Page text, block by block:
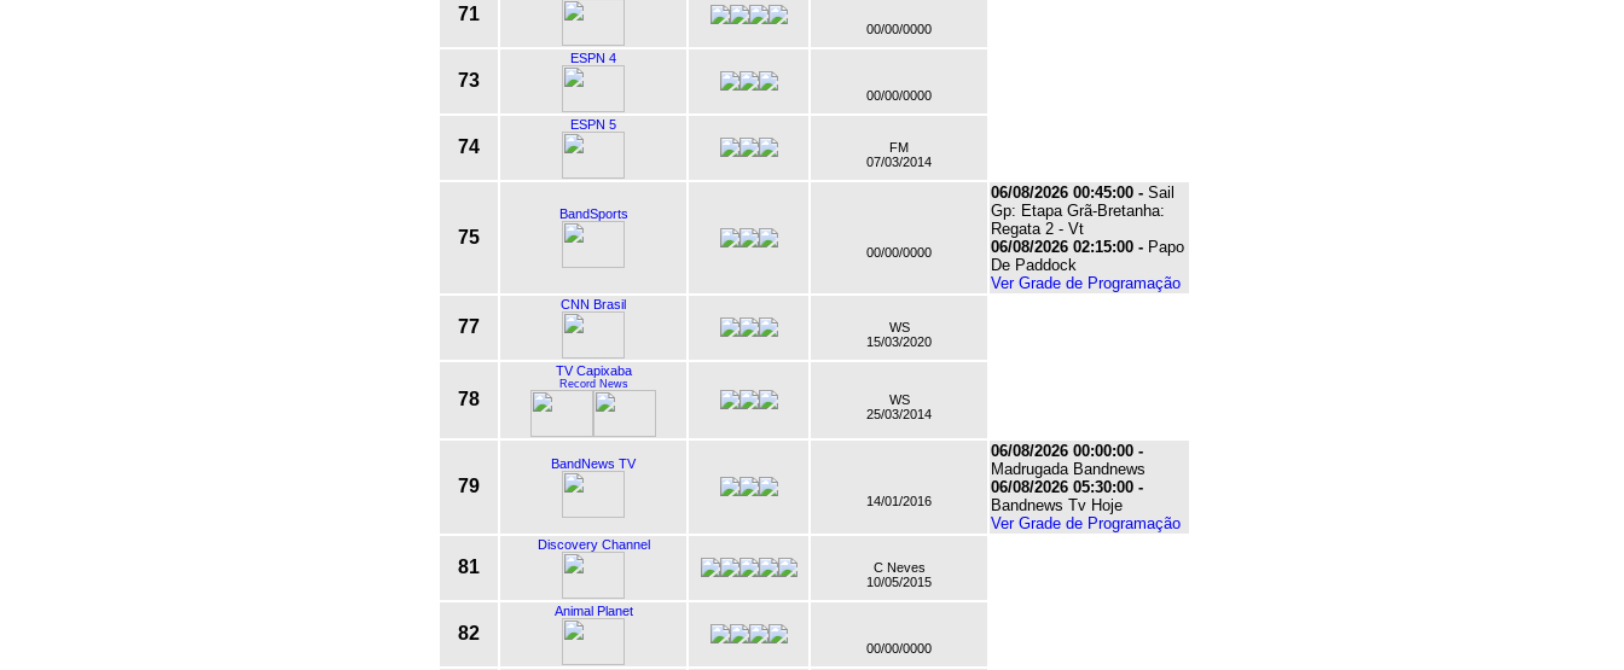
71
00/00/0000
73
ESPN 4
00/00/0000
74
ESPN 5
FM
07/03/2014
75
BandSports
00/00/0000
06/08/2026 00:45:00 - Sail
Gp: Etapa Grã-Bretanha:
Regata 2 - Vt
06/08/2026 02:15:00 - Papo
De Paddock
Ver Grade de Programação
77
CNN Brasil
WS
15/03/2020
78
TV Capixaba
Record News
WS
25/03/2014
79
BandNews TV
14/01/2016
06/08/2026 00:00:00 -
Madrugada Bandnews
06/08/2026 05:30:00 -
Bandnews Tv Hoje
Ver Grade de Programação
81
Discovery Channel
C Neves
10/05/2015
82
Animal Planet
00/00/0000